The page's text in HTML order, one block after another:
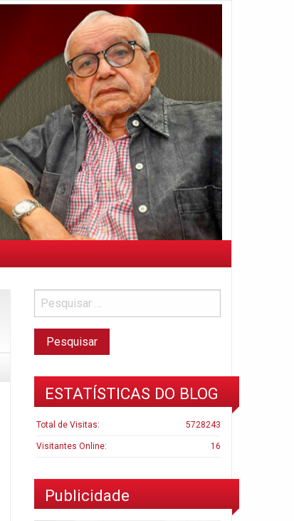
ESTATÍSTICAS DO BLOG
5728243
Total de Visitas:
16
Visitantes Online:
Publicidade